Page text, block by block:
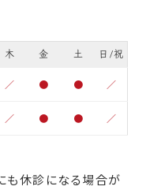
木 金 土 日/祝
／ ● ● ／
／ ● ● ／
も休診になる場合が